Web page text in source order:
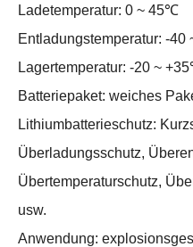
Ladetemperatur: 0 ~ 45℃
Entladungstemperatur: -
Lagertemperatur: -20 ~
Batteriepaket: weiches
Lithiumbatterieschutz:
Überladungsschutz,
Übertemperaturschutz,
usw.
Anwendung: